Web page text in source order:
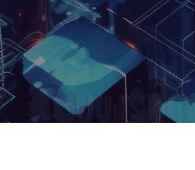
OZE
Marketing
Lifestyle